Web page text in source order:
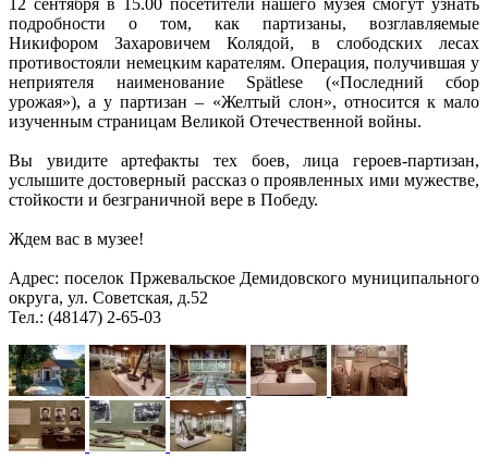
подробности о том, как партизаны, возглавляемые
Никифором Захаровичем Колядой, в слободских лесах
противостояли немецким карателям. Операция, получившая у
неприятеля наименование Spätlese («Последний сбор
урожая»), а у партизан – «Желтый слон», относится к мало
изученным страницам Великой Отечественной войны.
Вы увидите артефакты тех боев, лица героев-партизан,
услышите достоверный рассказ о проявленных ими мужестве,
стойкости и безграничной вере в Победу.
Ждем вас в музее!
Адрес: поселок Пржевальское Демидовского муниципального
округа, ул. Советская, д.52
Тел.: (48147) 2-65-03